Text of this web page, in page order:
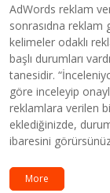
AdWords reklam
sonrasıdna reklam
kelimeler odaklı
başlı durumları
tanesidir.
göre inceleyip
reklamlara verilen
eklediğinizde,
ibaresini
More